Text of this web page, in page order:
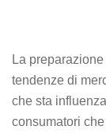
La
tendenze di
che sta
consumatori